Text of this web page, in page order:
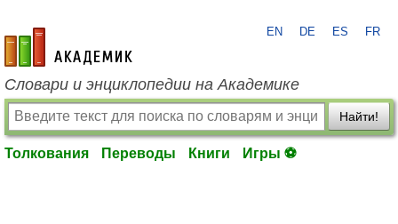
academic.ru
EN DE ES FR
Словари и энциклопедии на Академике
Найти!
Толкования Переводы Книги Игры ⚽